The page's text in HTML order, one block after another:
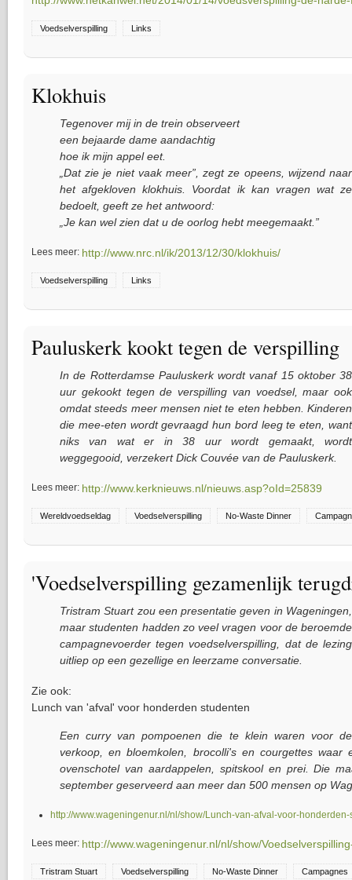
Voedselverspilling Links
Klokhuis
Tegenover mij in de trein observeert
een bejaarde dame aandachtig
hoe ik mijn appel eet.
„Dat zie je niet vaak meer”, zegt ze opeens, wijzend naar
het afgekloven klokhuis. Voordat ik kan vragen wat ze
bedoelt, geeft ze het antwoord:
„Je kan wel zien dat u de oorlog hebt meegemaakt.”
Lees meer: http://www.nrc.nl/ik/2013/12/30/klokhuis/
Voedselverspilling Links
Pauluskerk kookt tegen de verspilling
In de Rotterdamse Pauluskerk wordt vanaf 15 oktober 38
uur gekookt tegen de verspilling van voedsel, maar ook
omdat steeds meer mensen niet te eten hebben. Kinderen
die mee-eten wordt gevraagd hun bord leeg te eten, want
niks van wat er in 38 uur wordt gemaakt, wordt
weggegooid, verzekert Dick Couvée van de Pauluskerk.
Lees meer: http://www.kerknieuws.nl/nieuws.asp?oId=25839
Wereldvoedseldag Voedselverspilling No-Waste Dinner
'Voedselverspilling gezamenlijk
Tristram Stuart zou een presentatie geven in Wageningen,
maar studenten hadden zo veel vragen voor de beroemde
campagnevoerder tegen voedselverspilling, dat de lezing
uitliep op een gezellige en leerzame conversatie.
Zie ook:
Lunch van 'afval' voor honderden studenten
Een curry van pompoenen die te klein waren voor de
verkoop, en bloemkolen, brocolli's en courgettes
ovenschotel van aardappelen, spitskool en prei. Die
september geserveerd aan meer dan 500 mensen op
http://www.wageningenur.nl/nl/show/Lunch-van-afval-voor-honderden-
Lees meer: http://www.wageningenur.nl/nl/show/
Tristram Stuart Voedselverspilling No-Waste Dinner Campagnes